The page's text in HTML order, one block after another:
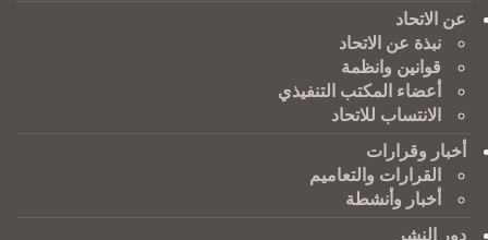
عن الاتحاد
نبذة عن الاتحاد
قوانين وانظمة
أعضاء المكتب التنفيذي
الانتساب للاتحاد
أخبار وقرارات
القرارات والتعاميم
أخبار وأنشطة
دور النشر